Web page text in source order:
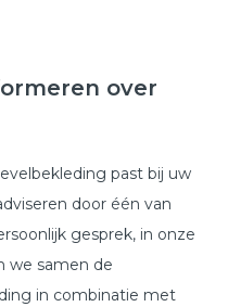
over
past bij uw
door één van
gesprek, in onze
we samen de
in combinatie met